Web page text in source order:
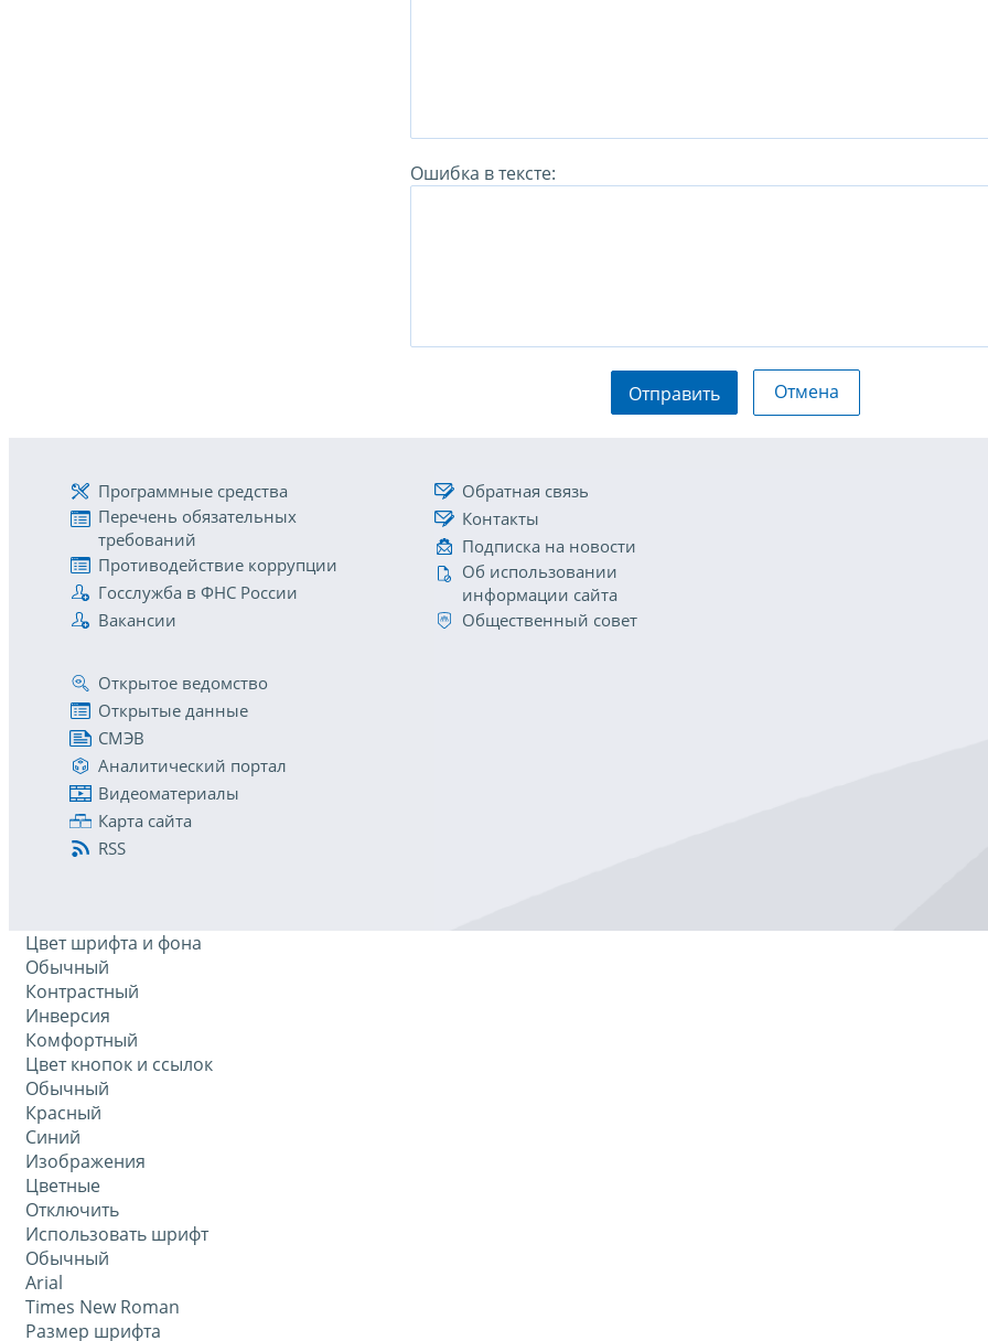
Ошибка в тексте:
Отправить Отмена
Программные средства
Перечень обязательных
требований
Противодействие коррупции
Госслужба в ФНС России
Вакансии
Обратная связь
Контакты
Подписка на новости
Об использовании
информации сайта
Общественный совет
Открытое ведомство
Открытые данные
СМЭВ
Аналитический портал
Видеоматериалы
Карта сайта
RSS
Цвет шрифта и фона
Обычный
Контрастный
Инверсия
Комфортный
Цвет кнопок и ссылок
Обычный
Красный
Синий
Изображения
Цветные
Отключить
Использовать шрифт
Обычный
Arial
Times New Roman
Размер шрифта